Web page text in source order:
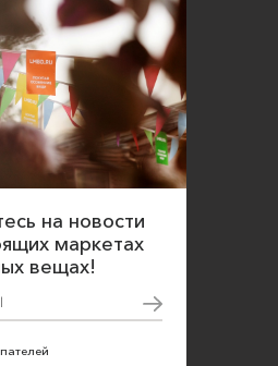
на новости
маркетах
вещах!